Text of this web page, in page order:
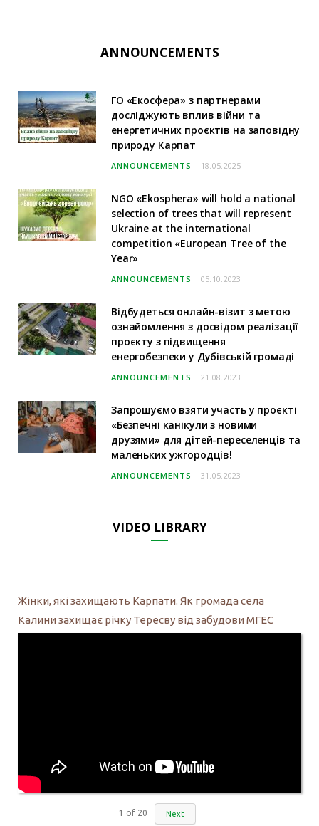
ANNOUNCEMENTS
ГО «Екосфера» з партнерами
досліджують вплив війни та
енергетичних проєктів на заповідну
природу Карпат
ANNOUNCEMENTS 18.05.2025
NGO «Ekosphera» will hold a national
selection of trees that will represent
Ukraine at the international
competition «European Tree of the
Year»
ANNOUNCEMENTS 05.10.2023
Відбудеться онлайн-візит з метою
ознайомлення з досвідом реалізації
проєкту з підвищення
енергобезпеки у Дубівській громаді
ANNOUNCEMENTS 21.08.2023
Запрошуємо взяти участь у проєкті
«Безпечні канікули з новими
друзями» для дітей-переселенців та
маленьких ужгородців!
ANNOUNCEMENTS 31.05.2023
VIDEO LIBRARY
Жінки, які захищають Карпати. Як громада села
Калини захищає річку Тересву від забудови МГЕС
1 of 20 Next